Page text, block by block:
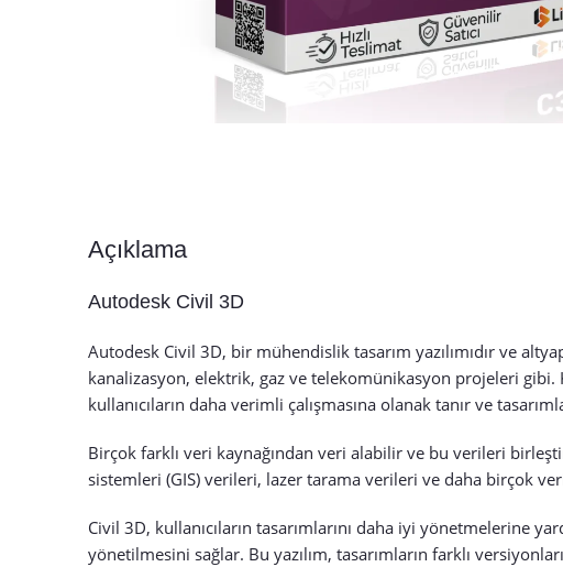
Açıklama
Autodesk Civil 3D
Autodesk Civil 3D, bir mühendislik tasarım yazılımıdır ve
kanalizasyon, elektrik, gaz ve telekomünikasyon projeleri gibi.
kullanıcıların daha verimli çalışmasına olanak tanır ve
Birçok farklı veri kaynağından veri alabilir ve bu verileri
sistemleri (GIS) verileri, lazer tarama verileri ve daha birçok
Civil 3D, kullanıcıların tasarımlarını daha iyi yönetmelerine
yönetilmesini sağlar. Bu yazılım, tasarımların farklı